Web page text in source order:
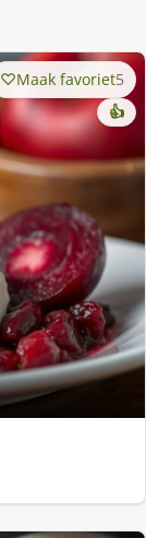
Maak favoriet5
👍